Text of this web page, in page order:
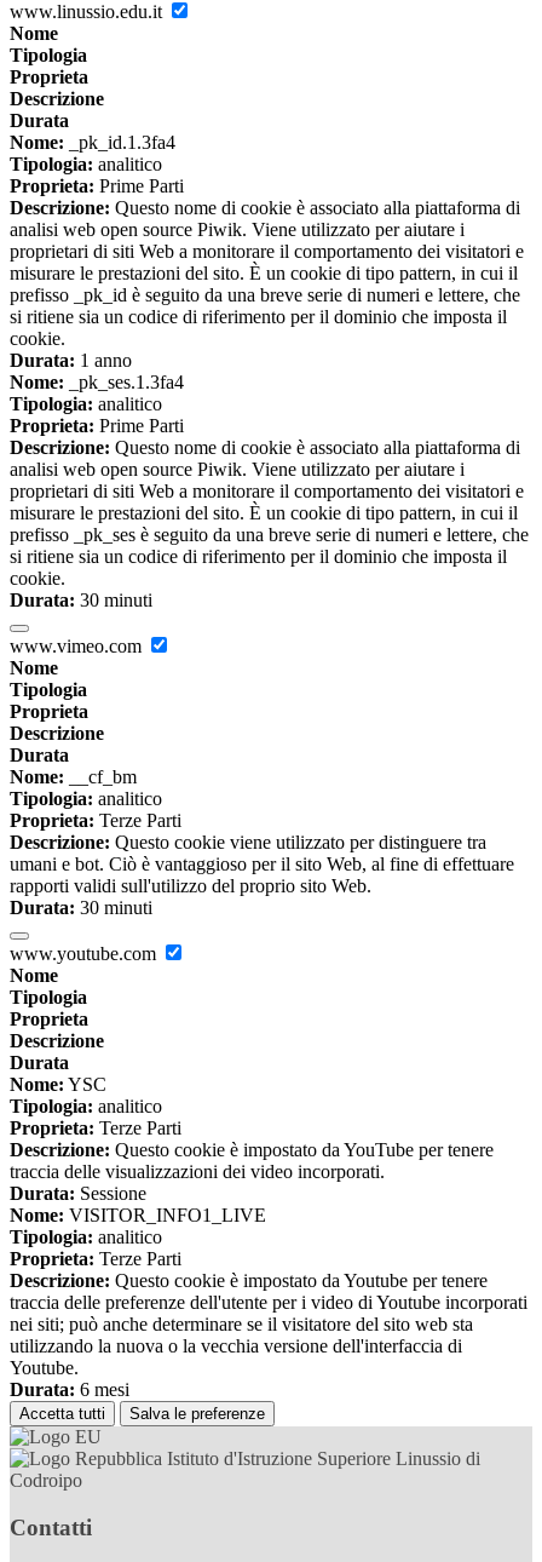
www.linussio.edu.it
Nome
Tipologia
Proprieta
Descrizione
Durata
Nome: _pk_id.1.3fa4
Tipologia: analitico
Proprieta: Prime Parti
Descrizione: Questo nome di cookie è associato alla piattaforma di
analisi web open source Piwik. Viene utilizzato per aiutare i
proprietari di siti Web a monitorare il comportamento dei visitatori e
misurare le prestazioni del sito. È un cookie di tipo pattern, in cui il
prefisso _pk_id è seguito da una breve serie di numeri e lettere, che
si ritiene sia un codice di riferimento per il dominio che imposta il
cookie.
Durata: 1 anno
Nome: _pk_ses.1.3fa4
Tipologia: analitico
Proprieta: Prime Parti
Descrizione: Questo nome di cookie è associato alla piattaforma di
analisi web open source Piwik. Viene utilizzato per aiutare i
proprietari di siti Web a monitorare il comportamento dei visitatori e
misurare le prestazioni del sito. È un cookie di tipo pattern, in cui il
prefisso _pk_ses è seguito da una breve serie di numeri e lettere, che
si ritiene sia un codice di riferimento per il dominio che imposta il
cookie.
Durata: 30 minuti
www.vimeo.com
Nome
Tipologia
Proprieta
Descrizione
Durata
Nome: __cf_bm
Tipologia: analitico
Proprieta: Terze Parti
Descrizione: Questo cookie viene utilizzato per distinguere tra
umani e bot. Ciò è vantaggioso per il sito Web, al fine di effettuare
rapporti validi sull'utilizzo del proprio sito Web.
Durata: 30 minuti
www.youtube.com
Nome
Tipologia
Proprieta
Descrizione
Durata
Nome: YSC
Tipologia: analitico
Proprieta: Terze Parti
Descrizione: Questo cookie è impostato da YouTube per tenere
traccia delle visualizzazioni dei video incorporati.
Durata: Sessione
Nome: VISITOR_INFO1_LIVE
Tipologia: analitico
Proprieta: Terze Parti
Descrizione: Questo cookie è impostato da Youtube per tenere
traccia delle preferenze dell'utente per i video di Youtube incorporati
nei siti; può anche determinare se il visitatore del sito web sta
utilizzando la nuova o la vecchia versione dell'interfaccia di
Youtube.
Durata: 6 mesi
Accetta tutti Salva le preferenze
Istituto d'Istruzione Superiore Linussio di
Codroipo
Contatti